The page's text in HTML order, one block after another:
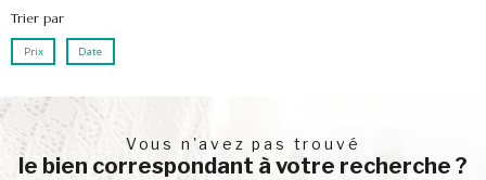
Trier par
Prix Date
vous n'avez pas trouvé
le bien correspondant à votre recherche ?